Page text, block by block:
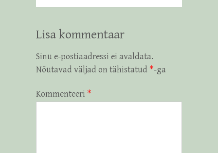
Lisa kommentaar
Sinu e-postiaadressi ei avaldata.
Nõutavad väljad on tähistatud *-ga
Kommenteeri *